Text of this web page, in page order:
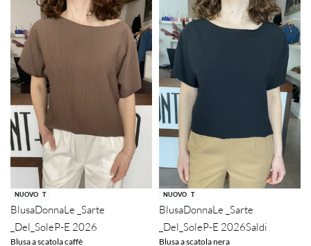
SOLD OUT
NUOVO
BlusaDonnaLe _Sarte
_Del_SoleP-E 2026
Blusa a scatola caffè
-40% OFF
SOLD OUT
NUOVO
BlusaDonnaLe _Sarte
_Del_SoleP-E 2026Saldi
Blusa a scatola nera